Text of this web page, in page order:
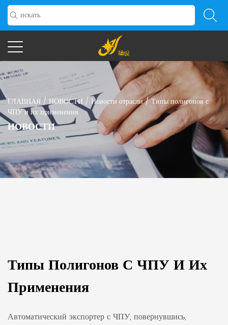
ГЛАВНАЯ /НОВОСТИ / Новости отрасли/Типы полигонов с
ЧПУ и их применения
НОВОСТИ
Типы Полигонов С ЧПУ И Их
Применения
Автоматический экспортер с ЧПУ, повернувшись,